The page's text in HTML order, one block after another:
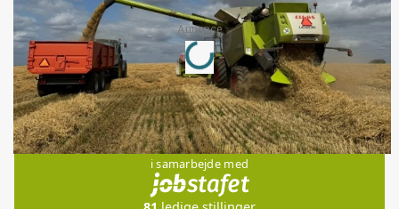
Annonce
Loading...
Jobs
i samarbejde med